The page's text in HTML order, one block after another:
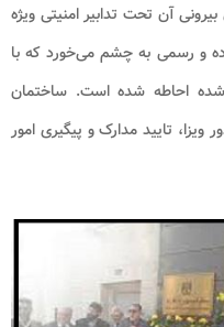
آن تحت تدابیر امنیتی ویژه
و رسمی به چشم می‌خورد که با
احاطه شده است. ساختمان
تایید مدارک و پیگیری امور